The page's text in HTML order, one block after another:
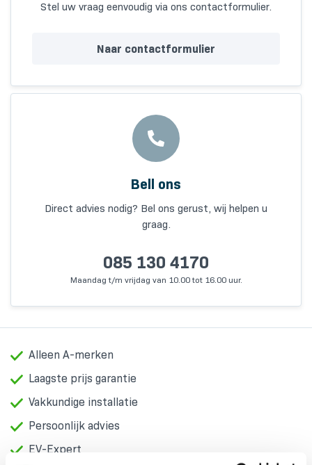
Stel uw vraag eenvoudig via ons contactformulier.
Naar contactformulier
Bell ons
Direct advies nodig? Bel ons gerust, wij helpen u
graag.
085 130 4170
Maandag t/m vrijdag van 10.00 tot 16.00 uur.
Alleen A-merken
Laagste prijs garantie
Vakkundige installatie
Persoonlijk advies
EV-Expert